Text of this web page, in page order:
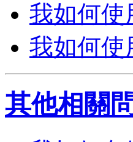
我如何使
我如何使
其他相關